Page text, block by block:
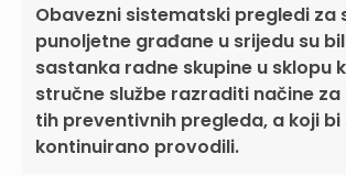
Obavezni sistematski pregledi za
punoljetne građane u srijedu su
sastanka radne skupine u sklopu
stručne službe razraditi načine
tih preventivnih pregleda, a koji bi
kontinuirano provodili.